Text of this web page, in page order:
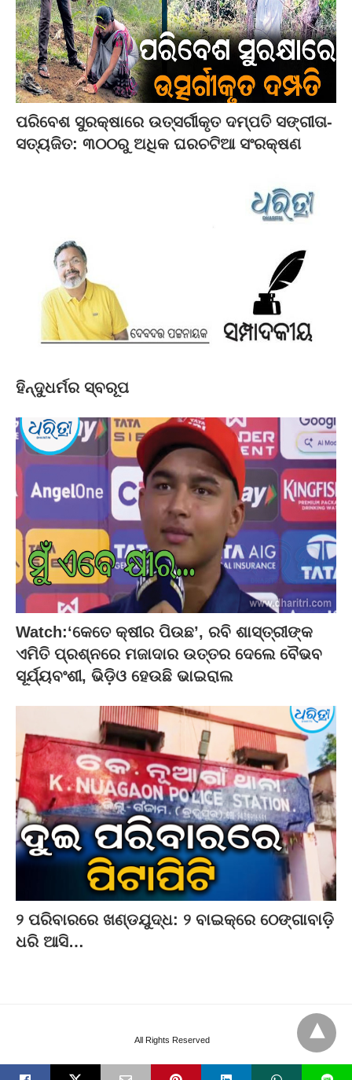
ପରିବେଶ ସୁରକ୍ଷାରେ ଉତ୍ସର୍ଗୀକୃତ ଦମ୍ପତି ସଙ୍ଗୀତା-
ସତ୍ୟଜିତ: ୩୦୦ରୁ ଅଧିକ ଘରଚଟିଆ ସଂରକ୍ଷଣ
ହିନ୍ଦୁଧର୍ମର ସ୍ବରୂପ
Watch:‘କେତେ କ୍ଷୀର ପିଉଛ’, ରବି ଶାସ୍ତ୍ରୀଙ୍କ
ଏମିତି ପ୍ରଶ୍ନରେ ମଜାଦାର ଉତ୍ତର ଦେଲେ ବୈଭବ
ସୂର୍ଯ୍ୟବଂଶୀ, ଭିଡ଼ିଓ ହେଉଛି ଭାଇରାଲ
୨ ପରିବାରରେ ଖଣ୍ଡଯୁଦ୍ଧ: ୨ ବାଇକ୍‌ରେ ଠେଙ୍ଗାବାଡ଼ି
ଧରି ଆସି…
All Rights Reserved